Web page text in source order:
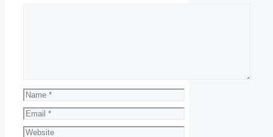
Name
Email
Website